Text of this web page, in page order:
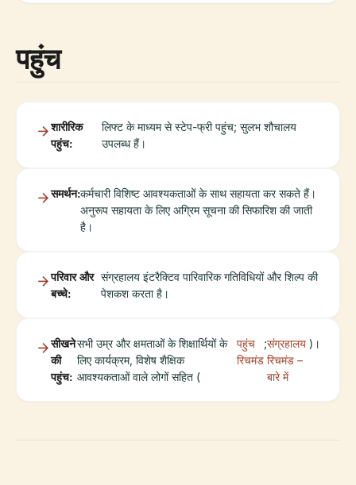
पहुंच
शारीरिक
पहुंच:
लिफ्ट के माध्यम से स्टेप-फ्री पहुंच; सुलभ शौचालय
उपलब्ध हैं।
समर्थन:कर्मचारी विशिष्ट आवश्यकताओं के साथ सहायता कर सकते हैं।
अनुरूप सहायता के लिए अग्रिम सूचना की सिफारिश की जाती
है।
परिवार और
बच्चे:
संग्रहालय इंटरैक्टिव पारिवारिक गतिविधियों और शिल्प की
पेशकश करता है।
सीखने
की
पहुंच:
सभी उम्र और क्षमताओं के शिक्षार्थियों के
लिए कार्यक्रम, विशेष शैक्षिक
आवश्यकताओं वाले लोगों सहित (
पहुंच
रिचमंड
;संग्रहालय
रिचमंड –
बारे में
)।